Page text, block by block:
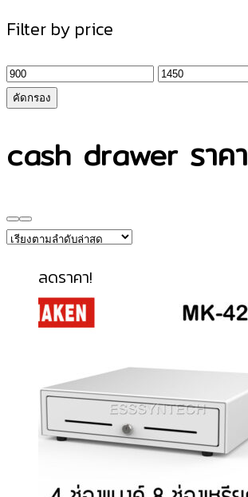
Filter by price
ราคา
ต่ำ
ราคา
คัดกรอง
cash drawer ราคา
ลดราคา!